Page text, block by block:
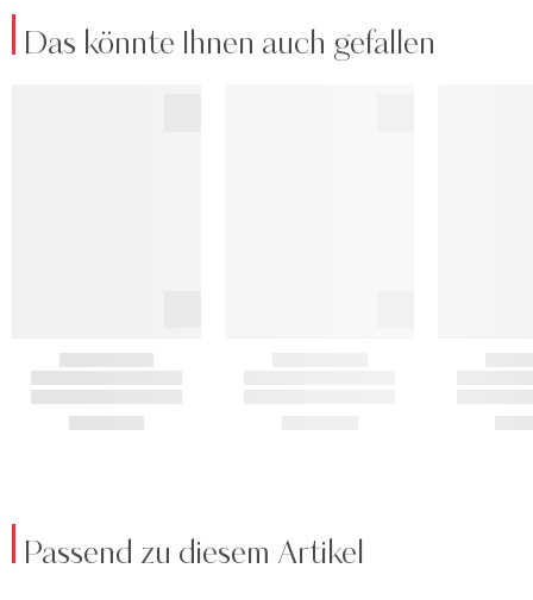
Das könnte Ihnen auch gefallen
Passend zu diesem Artikel